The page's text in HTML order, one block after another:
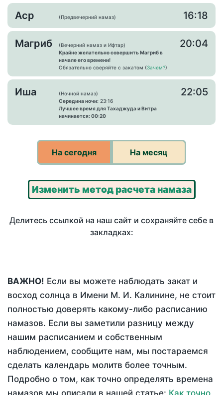
Аср (Предвечерний намаз) 16:18
Магриб
(Вечерний намаз и Ифтар)
Крайне желательно совершить Магриб в
начале его времени!
Обязательно сверяйте с закатом (Зачем?)
20:04
Иша
(Ночной намаз)
Середина ночи: 23:16
Лучшее время для Тахаджуда и Витра
начинается: 00:20
22:05
На сегодня На месяц
Изменить метод расчета намаза
Делитесь ссылкой на наш сайт и сохраняйте себе в
закладках:
ВАЖНО! Если вы можете наблюдать закат и
восход солнца в Имени М. И. Калинине, не стоит
полностью доверять какому-либо расписанию
намазов. Если вы заметили разницу между
нашим расписанием и собственным
наблюдением, сообщите нам, мы постараемся
сделать календарь молитв более точным.
Подробно о том, как точно определять времена